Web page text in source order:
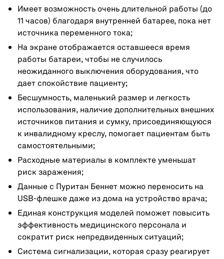
Имеет возможность очень длительной работы (до
11 часов) благодаря внутренней батарее, пока нет
источника переменного тока;
На экране отображается оставшееся время
работы батареи, чтобы не случилось
неожиданного выключения оборудования, что
дает спокойствие пациенту;
Бесшумность, маленький размер и легкость
использования, наличие дополнительных внешних
источников питания и сумку, присоединяющуюся
к инвалидному креслу, помогает пациентам быть
самостоятельными;
Расходные материалы в комплекте уменьшат
риск заражения;
Данные с Пуритан Беннет можно переносить на
USB-флешке даже из дома на устройство врача;
Единая конструкция моделей поможет повысить
эффективность медицинского персонала и
сократит риск непредвиденных ситуаций;
Система сигнализации, которая сразу реагирует